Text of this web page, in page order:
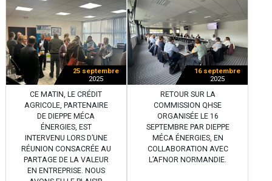
25 septembre
2025
CE MATIN, LE CRÉDIT
AGRICOLE, PARTENAIRE
DE DIEPPE MÉCA
ÉNERGIES, EST
INTERVENU LORS D’UNE
RÉUNION CONSACRÉE AU
PARTAGE DE LA VALEUR
EN ENTREPRISE. NOUS
16 septembre
2025
RETOUR SUR LA
COMMISSION QHSE
ORGANISÉE LE 16
SEPTEMBRE PAR DIEPPE
MÉCA ÉNERGIES, EN
COLLABORATION AVEC
L’AFNOR NORMANDIE.